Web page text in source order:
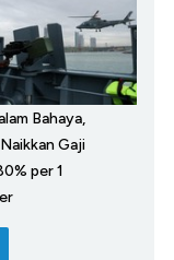
Bahaya,
Gaji
per 1